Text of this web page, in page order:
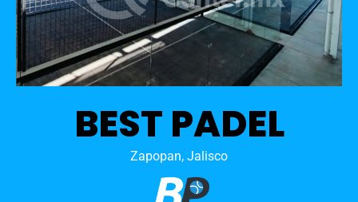
BEST PADEL
Zapopan, Jalisco